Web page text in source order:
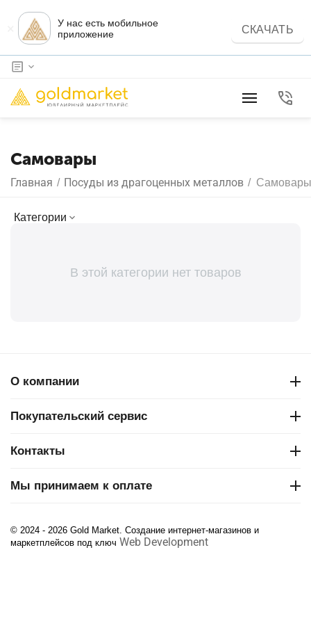
У нас есть мобильное
приложение
СКАЧАТЬ
Самовары
Главная / Посуды из драгоценных металлов / Самовары
Категории
В этой категории нет товаров
О компании
Покупательский сервис
Контакты
Мы принимаем к оплате
© 2024 - 2026 Gold Market. Создание интернет-магазинов и
маркетплейсов под ключ Web Development